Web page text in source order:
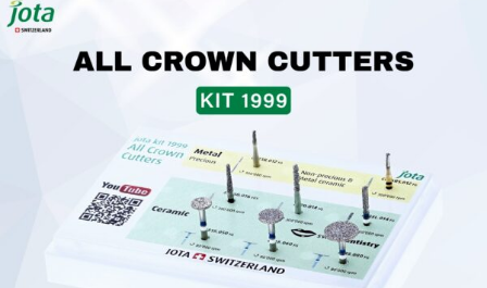
was:
฿3,840.00.
is:
฿2,790.00.